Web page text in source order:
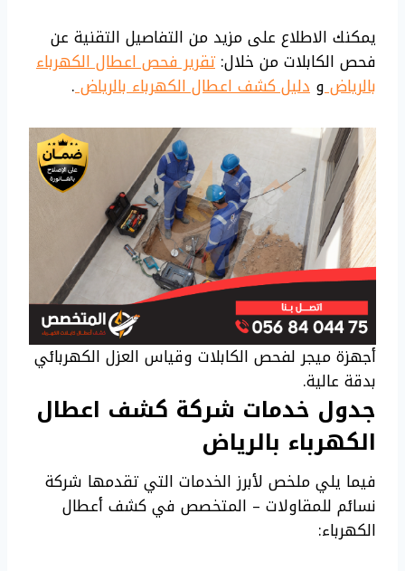
يمكنك الاطلاع على مزيد من التفاصيل التقنية عن
فحص الكابلات من خلال: تقرير فحص اعطال الكهرباء
بالرياضو دليل كشف اعطال الكهرباء بالرياض.
أجهزة ميجر لفحص الكابلات وقياس العزل الكهربائي
بدقة عالية.
جدول خدمات شركة كشف اعطال
الكهرباء بالرياض
فيما يلي ملخص لأبرز الخدمات التي تقدمها شركة
نسائم للمقاولات – المتخصص في كشف أعطال
الكهرباء: